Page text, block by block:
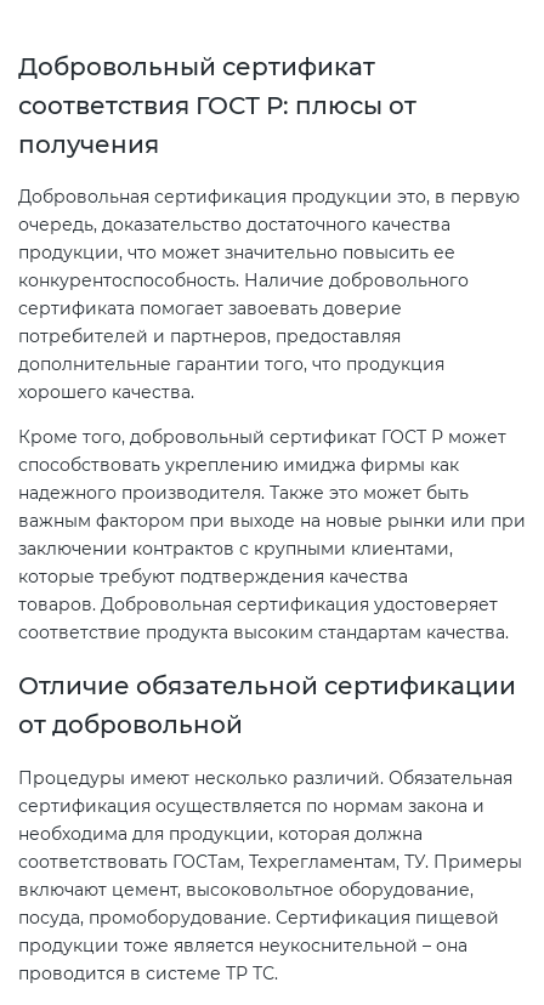
Добровольный сертификат
соответствия ГОСТ Р: плюсы от
получения
Добровольная сертификация продукции это, в первую
очередь, доказательство достаточного качества
продукции, что может значительно повысить ее
конкурентоспособность. Наличие добровольного
сертификата помогает завоевать доверие
потребителей и партнеров, предоставляя
дополнительные гарантии того, что продукция
хорошего качества.
Кроме того, добровольный сертификат ГОСТ Р может
способствовать укреплению имиджа фирмы как
надежного производителя. Также это может быть
важным фактором при выходе на новые рынки или при
заключении контрактов с крупными клиентами,
которые требуют подтверждения качества
товаров. Добровольная сертификация удостоверяет
соответствие продукта высоким стандартам качества.
Отличие обязательной сертификации
от добровольной
Процедуры имеют несколько различий. Обязательная
сертификация осуществляется по нормам закона и
необходима для продукции, которая должна
соответствовать ГОСТам, Техрегламентам, ТУ. Примеры
включают цемент, высоковольтное оборудование,
посуда, промоборудование. Сертификация пищевой
продукции тоже является неукоснительной – она
проводится в системе ТР ТС.
совместимости (ТР ТС 020)
Сертификация детских товаров
(ТР ТС 007)
Сертификация товаров легкой
промышленности (ТР ТС 017)
Сертификация промышленного
оборудования (ТР ТС 010)
индивидуальной защиты (ТР ТС
Действующие технические
регламенты